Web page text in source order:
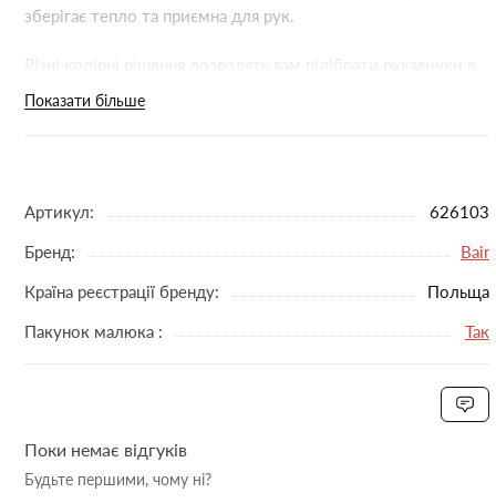
зберігає тепло та приємна для рук.
Різні колірні рішення дозволять вам підібрати рукавички в
тон вашої коляски або конверта з цього матеріалу.
роздвоєних ручок
щільна, непродувна зовнішня тканина
Показати більше
Артикул:
626103
Бренд:
Bair
Країна реєстрації бренду:
Польща
Пакунок малюка :
Так
Поки немає відгуків
Будьте першими, чому ні?